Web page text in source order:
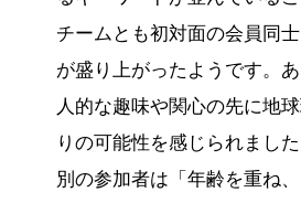
チームとも初対面の会員同
が盛り上がったようです。
人的な趣味や関心の先に地
りの可能性を感じられまし
別の参加者は「年齢を重ね